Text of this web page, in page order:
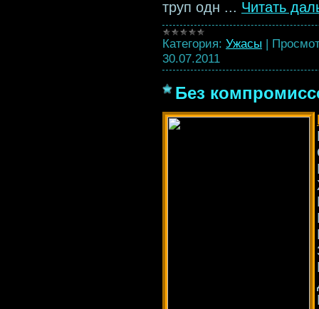
труп одн ... Читать
Категория: Ужасы |
30.07.2011
Без